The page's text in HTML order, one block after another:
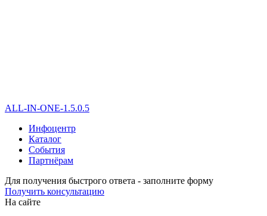
ALL-IN-ONE-1.5.0.5
Инфоцентр
Каталог
События
Партнёрам
Для получения быстрого ответа - заполните форму
Получить консультацию
На сайте